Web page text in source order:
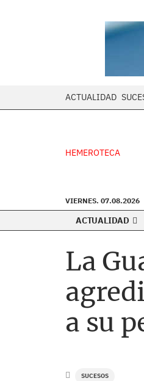
ACTUALIDAD
HEMEROTECA
VIERNES. 07.08.2026
ACTUALIDAD
La
a su
SUCESOS